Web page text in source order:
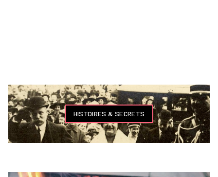
HISTOIRES & SECRETS